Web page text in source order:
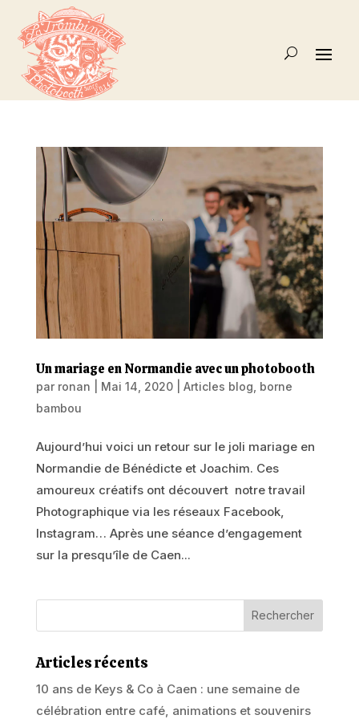
Un mariage en Normandie avec un photobooth
par ronan Mai 14, 2020| Articles blog borne
bambou
Aujourd’hui voici un retour sur le joli mariage en
Normandie de Bénédicte et Joachim. Ces
amoureux créatifs ont découvert notre travail
Photographique via les réseaux Facebook,
Instagram… Après une séance d’engagement
sur la presqu’île de Caen...
Articles récents
10 ans de Keys & Co à Caen : une semaine de
célébration entre café, animations et souvenirs